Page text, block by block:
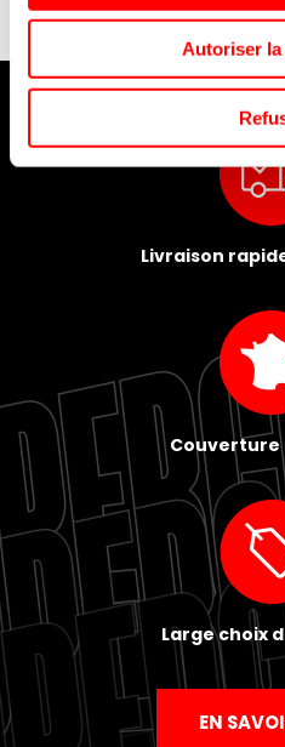
Autoriser
Livraison
Couverture
Large choix
EN